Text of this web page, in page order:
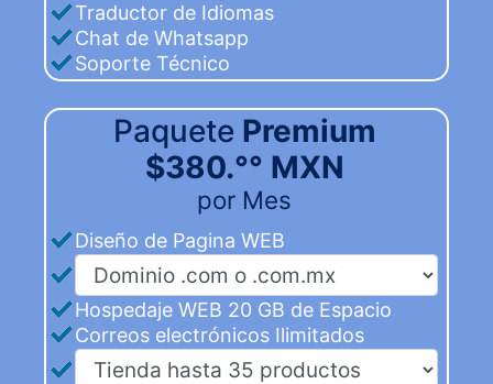
Traductor de Idiomas
Chat de Whatsapp
Soporte Técnico
Paquete Premium
$380.°° MXN
por Mes
Diseño de Pagina WEB
Hospedaje WEB 20 GB de Espacio
Correos electrónicos Ilimitados